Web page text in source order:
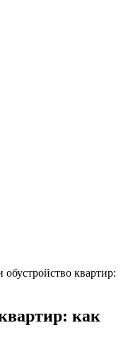
обустройство квартир:
как